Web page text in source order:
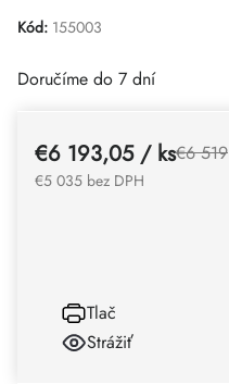
Kód: 155003
Doručíme do 7 dní
€6 519
€6 193,05/ ks
€5 035 bez DPH
Tlač
Strážiť